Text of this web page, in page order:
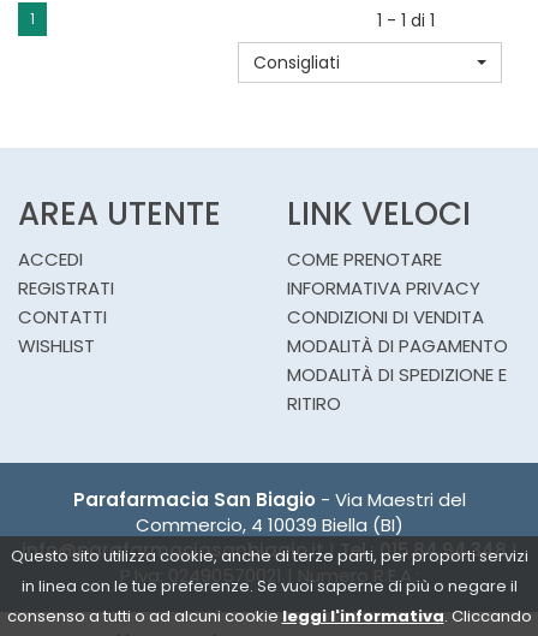
Questo sito utilizza cookie, anche di terze parti, per proporti servizi
in linea con le tue preferenze. Se vuoi saperne di più o negare il
consenso a tutti o ad alcuni cookie leggi l'informativa. Cliccando
CARRELLO
1
1 - 1 di 1
Consigliati
AREA UTENTE
ACCEDI
REGISTRATI
CONTATTI
WISHLIST
LINK VELOCI
COME PRENOTARE
INFORMATIVA PRIVACY
CONDIZIONI DI VENDITA
MODALITÀ DI PAGAMENTO
MODALITÀ DI SPEDIZIONE E
RITIRO
Parafarmacia San Biagio - Via Maestri del
Commercio, 4 10039 Biella (BI)
info@parafarmaciasanbiagio.it|Tel.: 015.84.94.348|
P.Iva: 02490570021 | Numero R.E.A.: